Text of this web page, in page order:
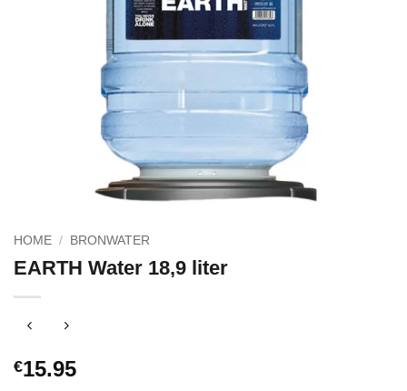
HOME / BRONWATER
EARTH Water 18,9 liter
€15.95